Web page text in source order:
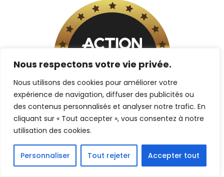
Nous respectons votre vie privée.
Nous utilisons des cookies pour améliorer votre
expérience de navigation, diffuser des publicités ou
des contenus personnalisés et analyser notre trafic. En
cliquant sur « Tout accepter », vous consentez à notre
utilisation des cookies.
Personnaliser Tout rejeter Accepter tout